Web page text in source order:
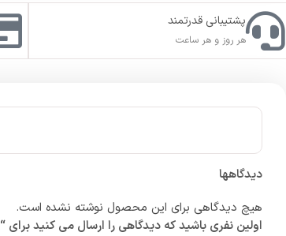
پشتیبانی قدرتمند
هر روز و هر ساعت
دیدگاهها
هیچ دیدگاهی برای این محصول نوشته نشده است.
اولین نفری باشید که دیدگاهی را ارسال می کنید برای “Lossless Scaling”